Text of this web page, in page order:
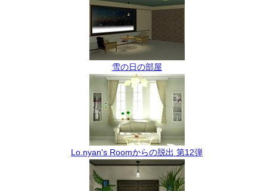
雪の日の部屋
Lo.nyan's Roomからの脱出 第12弾